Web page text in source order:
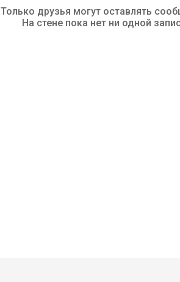
Только друзья могут оставлять
На стене пока нет ни одной